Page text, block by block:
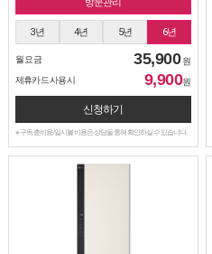
방문관리
3년 4년 5년 6년
월 요금 35,900 원
제휴카드 사용시
9,900원
신청하기
※ 구독 총비용/일시불 비용은 상담을 통해 확인하실 수 있습니다.